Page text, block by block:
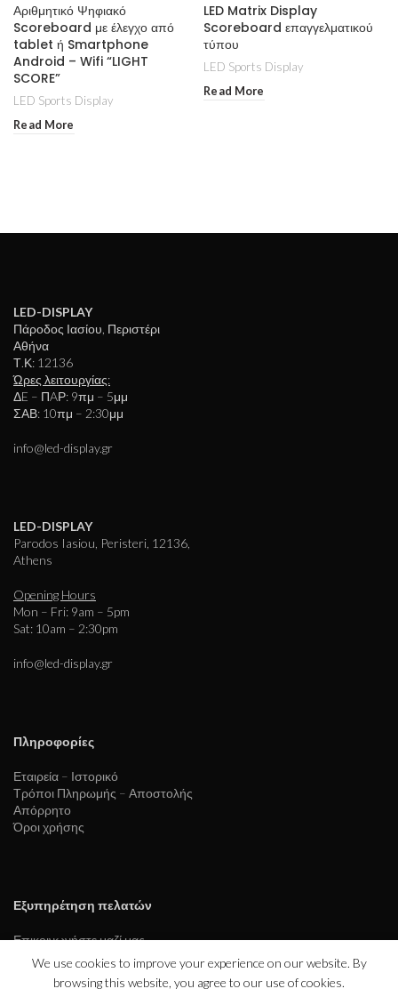
Αριθμητικό Ψηφιακό
Scoreboard με έλεγχο από
tablet ή Smartphone
Android – Wifi “LIGHT
SCORE”
LED Sports Display
Read More
LED Matrix Display
Scoreboard επαγγελματικού
τύπου
LED Sports Display
Read More
LED-DISPLAY
Πάροδος Ιασίου, Περιστέρι
Αθήνα
Τ.Κ: 12136
Ώρες λειτουργίας:
ΔE – ΠAΡ: 9πμ – 5μμ
ΣΑΒ: 10πμ – 2:30μμ
info@led-display.gr
LED-DISPLAY
Parodos Iasiou, Peristeri, 12136,
Athens
Opening Hours
Mon – Fri: 9am – 5pm
Sat: 10am – 2:30pm
info@led-display.gr
Πληροφορίες
Εταιρεία – Ιστορικό
Τρόποι Πληρωμής – Αποστολής
Απόρρητο
Όροι χρήσης
Εξυπηρέτηση πελατών
Επικοινωνήστε μαζί μας
Επιστροφές
We use cookies to improve your experience on our website. By
browsing this website, you agree to our use of cookies.